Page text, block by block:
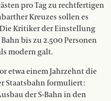
pro Tag zu rechtfertigen
Kreuzes sollen es
Kritiker der Einstellung
bis zu 2.500 Personen
modern galt.
etwa einem Jahrzehnt die
Staatsbahn formuliert :
der S-Bahn in den